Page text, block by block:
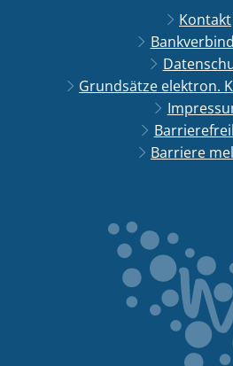
Kontakt
Grundsätze elektron.
Barriere